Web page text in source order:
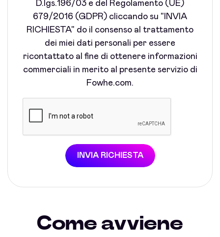
D.lgs.196/03 e del Regolamento (UE)
679/2016 (GDPR) cliccando su "INVIA
RICHIESTA" do il consenso al trattamento
dei miei dati personali per essere
ricontattato al fine di ottenere informazioni
commerciali in merito al presente servizio di
Fowhe.com.
INVIA RICHIESTA
Come avviene